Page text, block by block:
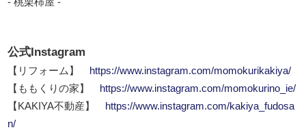
公式Instagram
【リフォーム】
https://www.instagram.com/momokurikakiya/
【ももくりの家】
https://www.instagram.com/momokurino_ie/
【KAKIYA不動産】
https://www.instagram.com/kakiya_fudosa
n/